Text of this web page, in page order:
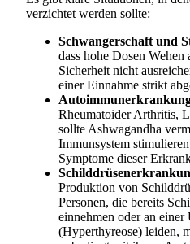
verzichtet werden sollte:
Schwangerschaft und
dass hohe Dosen
Sicherheit nicht
einer Einnahme strikt
Rheumatoider Arthritis,
sollte Ashwagandha
Immunsystem
Symptome dieser
Produktion von
Personen, die bereits
einnehmen oder an
(Hyperthyreose) leiden,